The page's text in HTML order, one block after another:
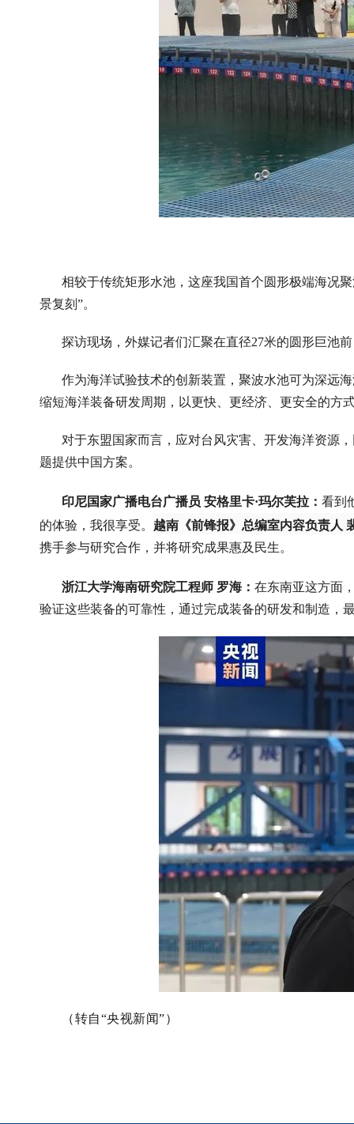
相较于传统矩形水池，这座我国首个圆形极端海况
景复刻”。
探访现场，外媒记者们汇聚在直径27米的圆形巨池
作为海洋试验技术的创新装置，聚波水池可为深远
缩短海洋装备研发周期，以更快、更经济、更安全的方
对于东盟国家而言，应对台风灾害、开发海洋资源
题提供中国方案。
印尼国家广播电台广播员 安格里卡·玛尔芙拉： 看到
的体验，我很享受。 越南《前锋报》总编室内容负责人
携手参与研究合作，并将研究成果惠及民生。
浙江大学海南研究院工程师 罗海： 在东南亚这方面
验证这些装备的可靠性，通过完成装备的研发和制造，
（转自“央视新闻”）